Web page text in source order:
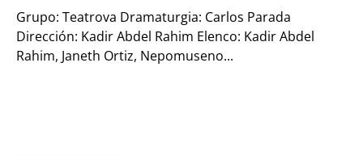
Grupo: Teatrova Dramaturgia: Carlos Parada
Dirección: Kadir Abdel Rahim Elenco: Kadir Abdel
Rahim, Janeth Ortiz, Nepomuseno...